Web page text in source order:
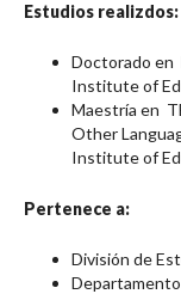
Estudios realizdos:
Doctorado en
Institute of
Maestría en
Other
Institute of
Pertenece a:
División de